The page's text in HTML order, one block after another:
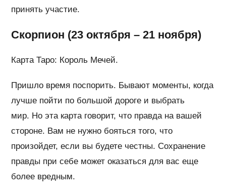
принять участие.
Скорпион (23 октября – 21 ноября)
Карта Таро: Король Мечей.
Пришло время поспорить. Бывают моменты, когда
лучше пойти по большой дороге и выбрать
мир. Но эта карта говорит, что правда на вашей
стороне. Вам не нужно бояться того, что
произойдет, если вы будете честны. Сохранение
правды при себе может оказаться для вас еще
более вредным.